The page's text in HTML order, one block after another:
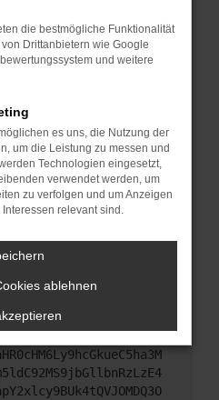
vorübergehende
Browser und dein
neuesten Stand sind.
kann auch dazu führen,
nicht mehr
Schritte versucht
Wir werden versuchen,
Du kannst uns diesen
bei der Fehlersuche zu
die bestmögliche Funktionalität
Drittanbietern wie Google
und weitere
es uns, die Nutzung der
um die Leistung zu messen und
Technologien eingesetzt,
verwendet werden, um
zu verfolgen und um Anzeigen
relevant sind.
ablehnen